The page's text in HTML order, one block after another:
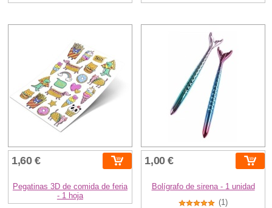
1,60 €
Pegatinas 3D de comida de feria
- 1 hoja
1,00 €
Bolígrafo de sirena - 1 unidad
(1)